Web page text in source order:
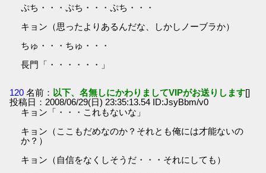
ぷち・・・ぷち・・・ぷち・・・
キョン（思ったよりあるんだな、しかしノーブラか）
ちゅ・・・ちゅ・・・
長門「・・・・・・」
120 名前： 以下、名無しにかわりましてVIPがお送りします[]
投稿日：2008/06/29(日) 23:35:13.54 ID:JsyBbm/v0
キョン「・・・これもないな」
キョン（ここもだめなのか？それとも俺には才能ないの
か？）
キョン（自信をなくしそうだ・・・それにしても）